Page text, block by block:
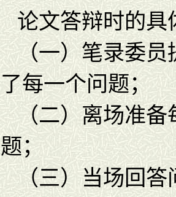
论文答辩时的具
（一）笔录委员
了每一个问题；
（二）离场准备
题；
（三）当场回答